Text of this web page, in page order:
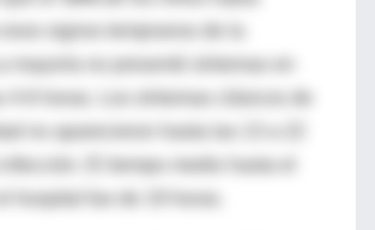
esos signos tempranos de la
mayoría no presentó síntomas en
no aparecieron hasta las 13 a 22
infección. El tiempo medio hasta el
hospital fue de 19 horas.